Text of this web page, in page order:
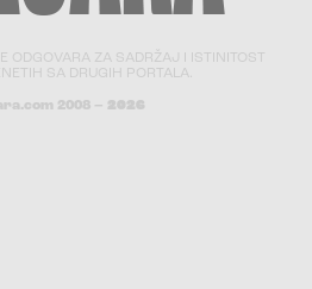
ODGOVARA ZA SADRŽAJ I ISTINITOST
SA DRUGIH PORTALA.
2008 – 2026